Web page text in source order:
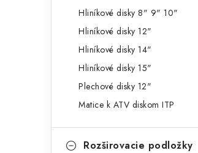
Hliníkové disky 8" 9" 10"
Hliníkové disky 12"
Hliníkové disky 14"
Hliníkové disky 15"
Plechové disky 12"
Matice k ATV diskom ITP
Rozširovacie podložky